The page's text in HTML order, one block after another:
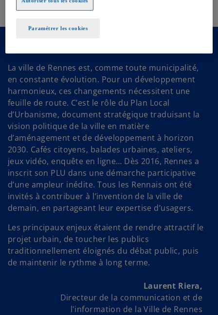
La ville de Rennes est, comme toute municipalité,
en constante évolution. Pour un développement
harmonieux, ces changements nécessitent une
feuille de route. C’est le rôle du Plan Local
d’Urbanisme, document stratégique traduisant la
vision politique de la ville en matière
d’aménagement et de développement à horizon
2030. Cafés citoyens, balades urbaines, ateliers,
jeux vidéo, enquête en ligne… Dès 2016, Rennes a
inscrit son PLU dans une démarche participative
d’une ampleur inédite. Tous les Rennais ont été
invités à contribuer à l’invention de la ville de
demain, en partageant leur expertise d’usagers.
Les principaux enjeux étaient de rendre attractif le
projet urbain, de toucher les publics
traditionnellement éloignés du débat public, puis
de maintenir le rythme à long terme.
Laurent Riera,
Directeur de la communication et de
l'information de la Ville de Rennes
Paramétrer les cookies